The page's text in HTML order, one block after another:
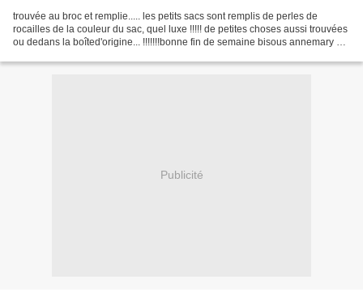
trouvée au broc et remplie..... les petits sacs sont remplis de perles de
rocailles de la couleur du sac, quel luxe !!!!! de petites choses aussi trouvées
ou dedans la boîted'origine... !!!!!!!bonne fin de semaine bisous annemary Ma
Publicité